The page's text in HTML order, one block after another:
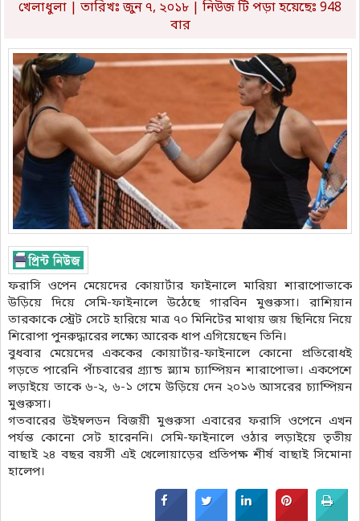
খেলাধুলা | তারিখঃ জুন ৭, ২০১৮ | নিউজ টি পড়া হয়েছেঃ 948
বার
ফরাসি ওপেন মেয়েদের কোয়ার্টার ফাইনালে মারিয়া শারাপোভাকে
উড়িয়ে দিয়ে সেমি-ফাইনালে উঠেছে গারবিন মুগুরুসা। রাশিয়ান
তারকাকে স্ট্রেট সেটে হারিয়ে মাত্র ৭০ মিনিটের মাথায় জয় ছিনিয়ে নিয়ে
শিরোপা পুনরুদ্ধারের লক্ষ্যে আরেক ধাপ এগিয়েছেন তিনি।
বুধবার মেয়েদের এককের কোয়ার্টার-ফাইনালে কোনো প্রতিরোধই
গড়তে পারেনি পাঁচবারের গ্র্যান্ড স্ল্যাম চ্যাম্পিয়ন শারাপোভা। একপেশে
লড়াইয়ে তাকে ৬-২, ৬-১ গেমে উড়িয়ে দেন ২০১৬ আসরের চ্যাম্পিয়ন
মুগুরুসা।
গতবারের উইম্বলডন বিজয়ী মুগুরুসা এবারের ফরাসি ওপেনে এখন
পর্যন্ত কোনো সেট হারেননি। সেমি-ফাইনালে ওঠার লড়াইয়ে তৃতীয়
বাছাই ২৪ বছর বয়সী এই খেলোয়াড়ের প্রতিপক্ষ শীর্ষ বাছাই সিমোনা
হালেপ।